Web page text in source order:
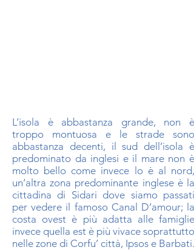
L’isola è abbastanza grande, non è
troppo montuosa e le strade sono
abbastanza decenti, il sud dell’isola è
predominato da inglesi e il mare non è
molto bello come invece lo è al nord,
un’altra zona predominante inglese è la
cittadina di Sidari dove siamo passati
per vedere il famoso Canal D’amour; la
costa ovest è più adatta alle famiglie
invece quella est è più vivace soprattutto
nelle zone di Corfu’ città, Ipsos e Barbati.